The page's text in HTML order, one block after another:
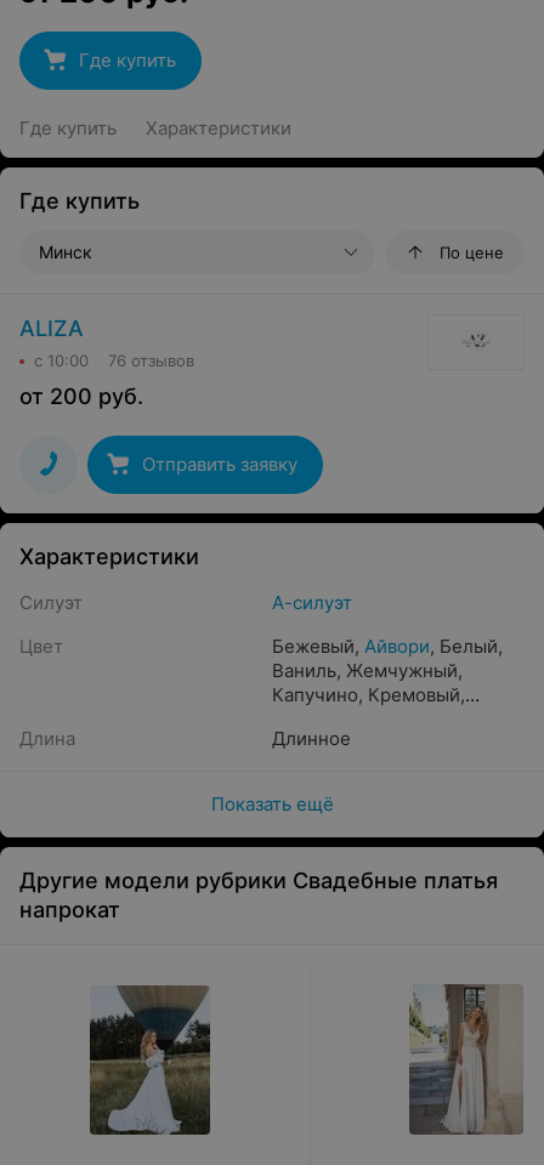
Где купить
Где купить Характеристики
Где купить
Минск По цене
ALIZA
с 10:00 76 отзывов
от 200 руб.
Отправить заявку
Характеристики
Силуэт
А-силуэт
Цвет
Бежевый, Айвори, Белый,
Ваниль, Жемчужный,
Капучино, Кремовый,
бежевый
Длина Длинное
Показать ещё
Другие модели рубрики Свадебные платья
напрокат